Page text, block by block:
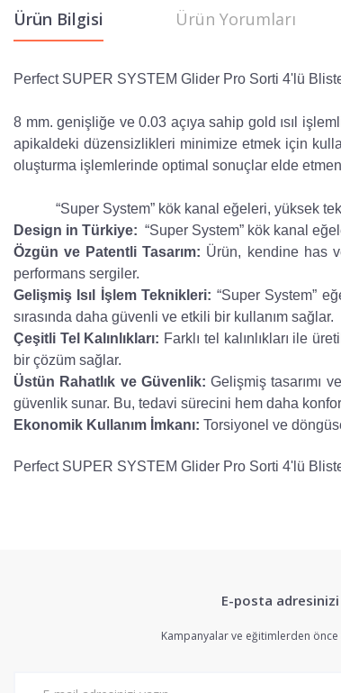
Ürün Bilgisi Ürün Yorumları
Perfect SUPER SYSTEM Glider Pro Sorti 4'lü
8 mm. genişliğe ve 0.03 açıya sahip gold ısıl
apikaldeki düzensizlikleri minimize etmek için
oluşturma işlemlerinde optimal sonuçlar elde
“Super System” kök kanal eğeleri, yüksek
Design in Türkiye: “Super System” kök kanal
Özgün ve Patentli Tasarım: Ürün, kendine has
performans sergiler.
Gelişmiş Isıl İşlem Teknikleri: “Super System”
sırasında daha güvenli ve etkili bir kullanım sağlar.
Çeşitli Tel Kalınlıkları: Farklı tel kalınlıkları ile
bir çözüm sağlar.
Üstün Rahatlık ve Güvenlik: Gelişmiş tasarımı
güvenlik sunar. Bu, tedavi sürecini hem daha
Ekonomik Kullanım İmkanı: Torsiyonel ve
Perfect SUPER SYSTEM Glider Pro Sorti 4'lü
Ürün resmi kalitesiz, bozuk veya görüntülenemiyor.
Ürün açıklamasında eksik bilgiler bulunuyor.
E-posta
Kampanyalar ve eğitimlerden